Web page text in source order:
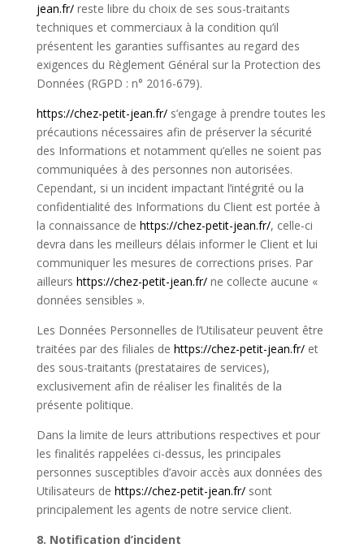
jean.fr/ reste libre du choix de ses sous-traitants
techniques et commerciaux à la condition qu’il
présentent les garanties suffisantes au regard des
exigences du Règlement Général sur la Protection des
Données (RGPD : n° 2016-679).
https://chez-petit-jean.fr/s’engage à prendre toutes les
précautions nécessaires afin de préserver la sécurité
des Informations et notamment qu’elles ne soient pas
communiquées à des personnes non autorisées.
Cependant, si un incident impactant l’intégrité ou la
confidentialité des Informations du Client est portée à
la connaissance de https://chez-petit-jean.fr/, celle-ci
devra dans les meilleurs délais informer le Client et lui
communiquer les mesures de corrections prises. Par
ailleurs https://chez-petit-jean.fr/ne collecte aucune «
données sensibles ».
Les Données Personnelles de l’Utilisateur peuvent être
traitées par des filiales de https://chez-petit-jean.fr/et
des sous-traitants (prestataires de services),
exclusivement afin de réaliser les finalités de la
présente politique.
Dans la limite de leurs attributions respectives et pour
les finalités rappelées ci-dessus, les principales
personnes susceptibles d’avoir accès aux données des
Utilisateurs de https://chez-petit-jean.fr/sont
principalement les agents de notre service client.
8. Notification d’incident